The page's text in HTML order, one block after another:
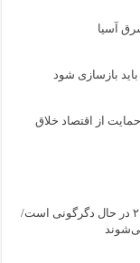
آسیا
بازسازی شود
از اقتصاد خلاق
رسانه‌های تخصصی جهان: الگوی سفر در سال ۲۰۲۶ در حال دگرگونی است/